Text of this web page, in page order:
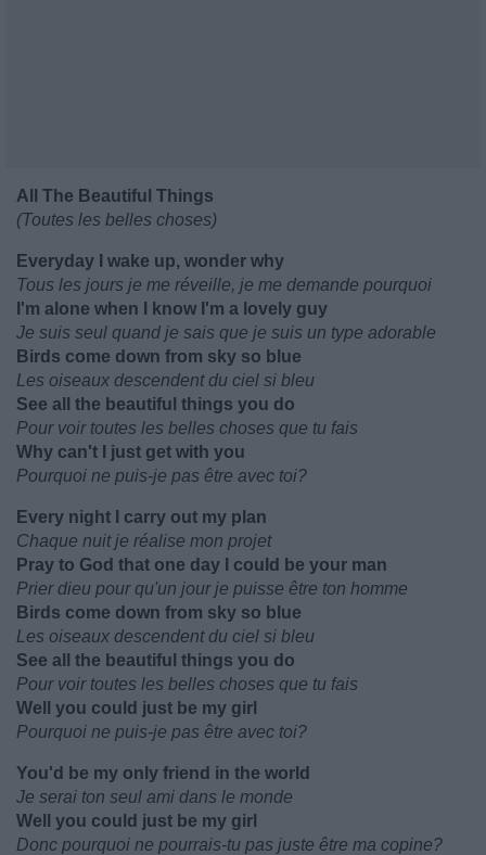
All The Beautiful Things
(Toutes les belles choses)
Everyday I wake up, wonder why
Tous les jours je me réveille, je me demande pourquoi
I'm alone when I know I'm a lovely guy
Je suis seul quand je sais que je suis un type adorable
Birds come down from sky so blue
Les oiseaux descendent du ciel si bleu
See all the beautiful things you do
Pour voir toutes les belles choses que tu fais
Why can't I just get with you
Pourquoi ne puis-je pas être avec toi?
Every night I carry out my plan
Chaque nuit je réalise mon projet
Pray to God that one day I could be your man
Prier dieu pour qu'un jour je puisse être ton homme
Birds come down from sky so blue
Les oiseaux descendent du ciel si bleu
See all the beautiful things you do
Pour voir toutes les belles choses que tu fais
Well you could just be my girl
Pourquoi ne puis-je pas être avec toi?
You'd be my only friend in the world
Je serai ton seul ami dans le monde
Well you could just be my girl
Donc pourquoi ne pourrais-tu pas juste être ma copine?